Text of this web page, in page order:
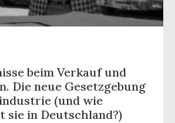
beim Verkauf und
Die neue Gesetzgebung
(und wie
in Deutschland?)